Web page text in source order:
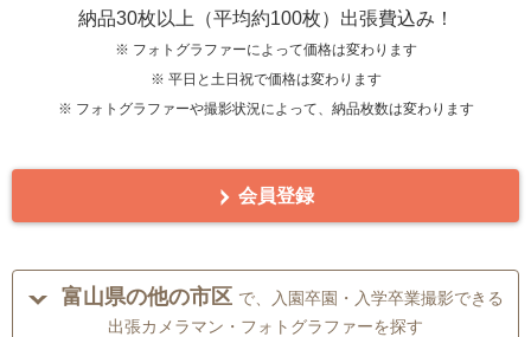
納品30枚以上（平均約100枚）出張費込み！
※ フォトグラファーによって価格は変わります
※ 平日と土日祝で価格は変わります
※ フォトグラファーや撮影状況によって、納品枚数は変わります
会員登録
富山県の他の市区 で、入園卒園・入学卒業撮影できる
出張カメラマン・フォトグラファーを探す